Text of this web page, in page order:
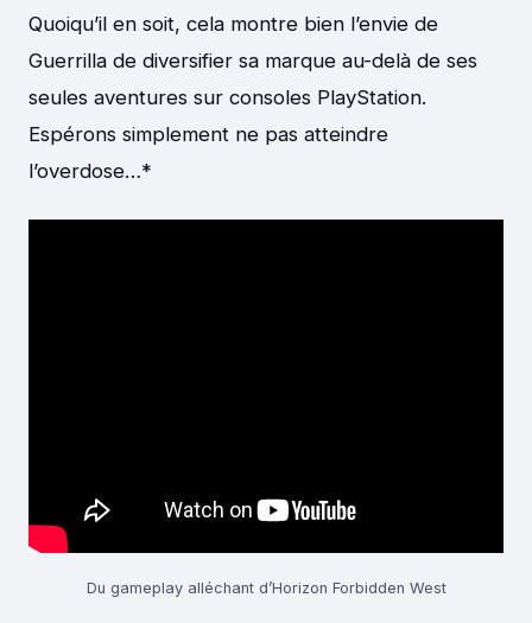
Quoiqu’il en soit, cela montre bien l’envie de
Guerrilla de diversifier sa marque au-delà de ses
seules aventures sur consoles PlayStation.
Espérons simplement ne pas atteindre
l’overdose…*
Du gameplay alléchant d’Horizon Forbidden West